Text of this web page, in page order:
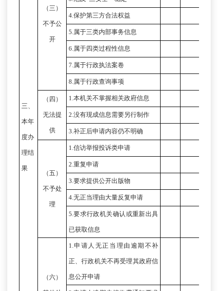
三、
本年
度办
理结
果
（三）
不予公
开
4.保护第三方合法权益
5.属于三类内部事务信息
6.属于四类过程性信息
7.属于行政执法案卷
8.属于行政查询事项
（四）
无法提
供
1.本机关不掌握相关政府信息
2.没有现成信息需要另行制作
3.补正后申请内容仍不明确
（五）
不予处
理
1.信访举报投诉类申请
2.重复申请
3.要求提供公开出版物
4.无正当理由大量反复申请
5.要求行政机关确认或重新出具
已获取信息
（六）
1.申请人无正当理由逾期不补
正、行政机关不再受理其政府信
息公开申请